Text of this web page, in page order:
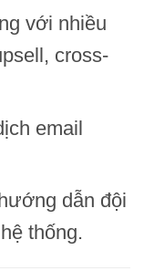
với nhiều
cross-
email
dẫn đội
thống.